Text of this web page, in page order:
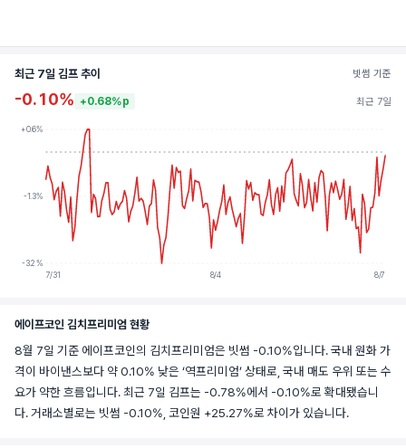
최근 7일 김프 추이 빗썸 기준
-0.10% +0.68%p 최근 7일
+0.6%
-1.3%
-3.2%
7/31
8/4 8/7
에이프코인 김치프리미엄 현황
8월 7일 기준 에이프코인의 김치프리미엄은 빗썸 -0.10%입니다. 국내 원화 가
격이 바이낸스보다 약 0.10% 낮은 ‘역프리미엄’ 상태로, 국내 매도 우위 또는 수
요가 약한 흐름입니다. 최근 7일 김프는 -0.78%에서 -0.10%로 확대됐습니
다. 거래소별로는 빗썸 -0.10%, 코인원 +25.27%로 차이가 있습니다.